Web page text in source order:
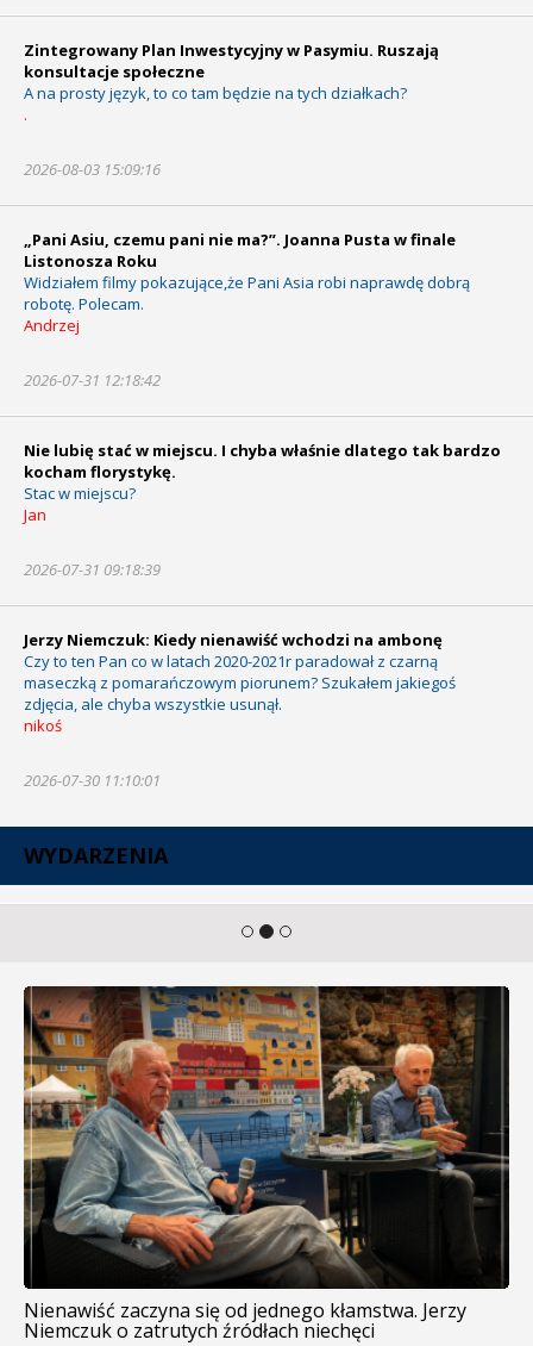
Zintegrowany Plan Inwestycyjny w Pasymiu. Ruszają
konsultacje społeczne
A na prosty język, to co tam będzie na tych działkach?
.
2026-08-03 15:09:16
„Pani Asiu, czemu pani nie ma?”. Joanna Pusta w finale
Listonosza Roku
Widziałem filmy pokazujące,że Pani Asia robi naprawdę dobrą
robotę. Polecam.
Andrzej
2026-07-31 12:18:42
Nie lubię stać w miejscu. I chyba właśnie dlatego tak bardzo
kocham florystykę.
Stac w miejscu?
Jan
2026-07-31 09:18:39
Jerzy Niemczuk: Kiedy nienawiść wchodzi na ambonę
Czy to ten Pan co w latach 2020-2021r paradował z czarną
maseczką z pomarańczowym piorunem? Szukałem jakiegoś
zdjęcia, ale chyba wszystkie usunął.
nikoś
2026-07-30 11:10:01
WYDARZENIA
Nienawiść zaczyna się od jednego kłamstwa. Jerzy
Niemczuk o zatrutych źródłach niechęci